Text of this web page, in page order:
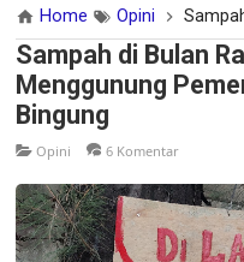
Home Opini Sampah di
Sampah di Bulan
Menggunung
Bingung
Opini 6 Komentar